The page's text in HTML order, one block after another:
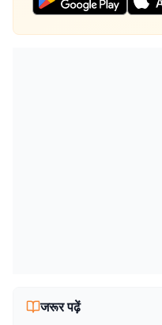
जरूर पढ़ें